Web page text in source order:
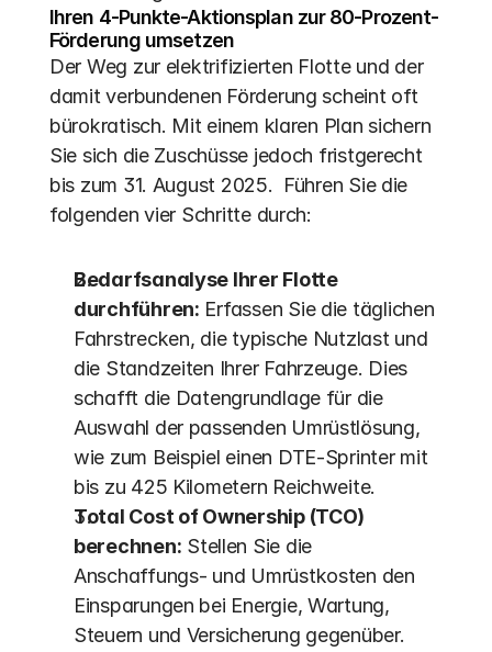
Ihren 4-Punkte-Aktionsplan zur 80-Prozent-
Förderung umsetzen
Der Weg zur elektrifizierten Flotte und der
damit verbundenen Förderung scheint oft
bürokratisch. Mit einem klaren Plan sichern
Sie sich die Zuschüsse jedoch fristgerecht
bis zum 31. August 2025.  Führen Sie die
folgenden vier Schritte durch:
Bedarfsanalyse Ihrer Flotte
durchführen: Erfassen Sie die täglichen
Fahrstrecken, die typische Nutzlast und
die Standzeiten Ihrer Fahrzeuge. Dies
schafft die Datengrundlage für die
Auswahl der passenden Umrüstlösung,
wie zum Beispiel einen DTE-Sprinter mit
bis zu 425 Kilometern Reichweite.
Total Cost of Ownership (TCO)
berechnen: Stellen Sie die
Anschaffungs- und Umrüstkosten den
Einsparungen bei Energie, Wartung,
Steuern und Versicherung gegenüber.